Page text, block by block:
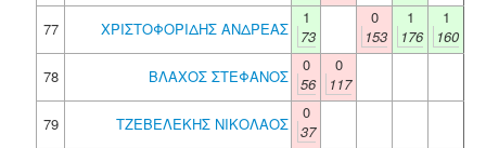
77 ΧΡΙΣΤΟΦΟΡΙΔΗΣ ΑΝΔΡΕΑΣ
1
73
0
153
1
176
1
160
78
ΒΛΑΧΟΣ ΣΤΕΦΑΝΟΣ
0
56
0
117
79
ΤΖΕΒΕΛΕΚΗΣ ΝΙΚΟΛΑΟΣ
0
37